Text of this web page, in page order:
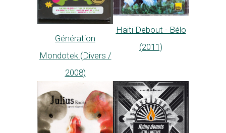
Génération
Mondotek (Divers /
2008)
Haïti Debout - Bélo
(2011)